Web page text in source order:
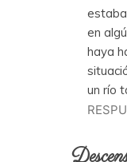
en
haya
un río